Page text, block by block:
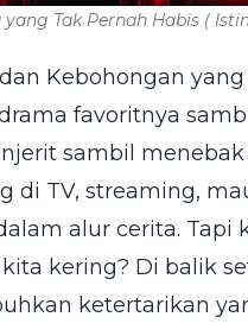
Tak Pernah Habis (
Kebohongan
favoritnya
sambil menebak
di TV, streaming,
alur cerita. Tapi
kering? Di balik
ketertarikan